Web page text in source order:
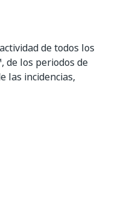
de todos los
de los periodos de
las incidencias,